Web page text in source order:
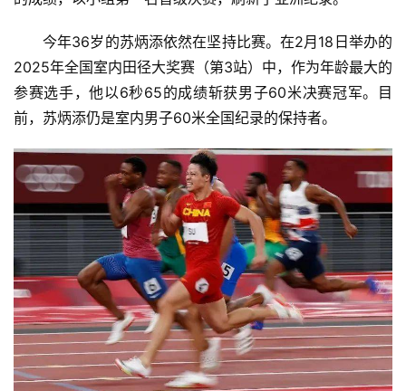
资
讯
商
业
消
费
生
活
科
技
今年36岁的苏炳添依然在坚持比赛。在2月18日举办的
2025年全国室内田径大奖赛（第3站）中，作为年龄最大的
参赛选手，他以6秒65的成绩斩获男子60米决赛冠军。目
前，苏炳添仍是室内男子60米全国纪录的保持者。